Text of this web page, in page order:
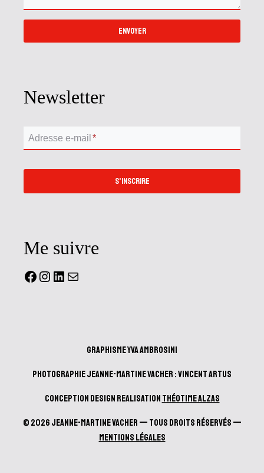
ENVOYER
Newsletter
Adresse e-mail *
S'INSCRIRE
Me suivre
Facebook
Instagram
LinkedIn
Mail
Graphisme Yva Ambrosini
Photographie Jeanne-Martine Vacher : Vincent Artus
Conception design realisation Théotime Alzas
© 2026 Jeanne-Martine Vacher — Tous droits réservés —
Mentions Légales